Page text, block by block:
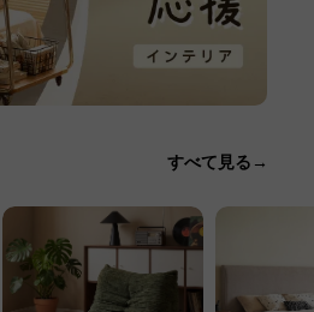
すべて見る→